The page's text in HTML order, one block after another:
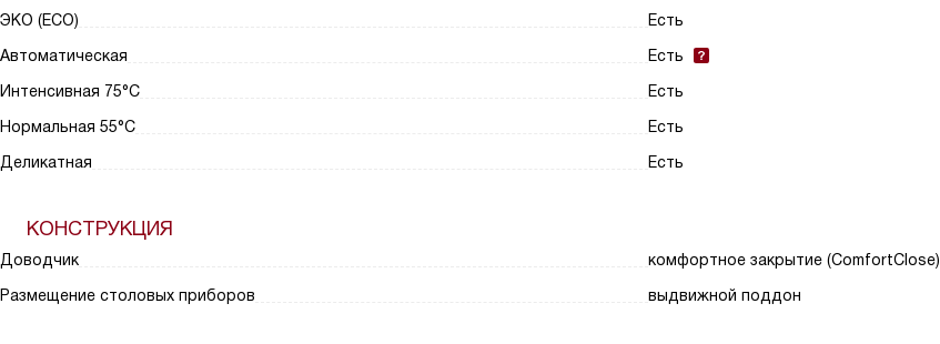
ЭКО (ECO)
Есть
Автоматическая
Есть
Интенсивная 75°С
Есть
Нормальная 55°С
Есть
Деликатная
Есть
КОНСТРУКЦИЯ
Доводчик
комфортное закрытие (ComfortClose)
Размещение столовых приборов
выдвижной поддон